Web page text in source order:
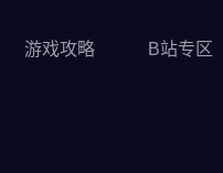
游戏攻略 B站专区